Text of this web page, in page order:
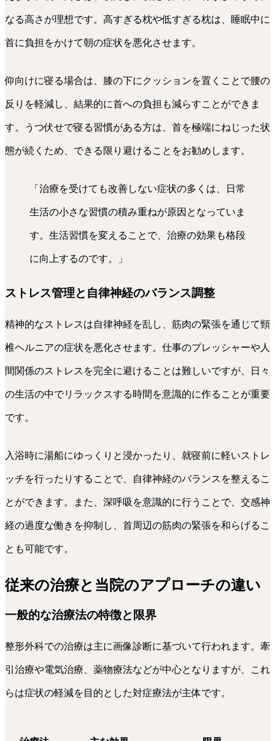
なる高さが理想です。高すぎる枕や低すぎる枕は、睡眠中に
首に負担をかけて朝の症状を悪化させます。
仰向けに寝る場合は、膝の下にクッションを置くことで腰の
反りを軽減し、結果的に首への負担も減らすことができま
す。うつ伏せで寝る習慣がある方は、首を極端にねじった状
態が続くため、できる限り避けることをお勧めします。
「治療を受けても改善しない症状の多くは、日常
生活の小さな習慣の積み重ねが原因となっていま
す。生活習慣を変えることで、治療の効果も格段
に向上するのです。」
ストレス管理と自律神経のバランス調整
精神的なストレスは自律神経を乱し、筋肉の緊張を通じて頸
椎ヘルニアの症状を悪化させます。仕事のプレッシャーや人
間関係のストレスを完全に避けることは難しいですが、日々
の生活の中でリラックスする時間を意識的に作ることが重要
です。
入浴時に湯船にゆっくりと浸かったり、就寝前に軽いストレ
ッチを行ったりすることで、自律神経のバランスを整えるこ
とができます。また、深呼吸を意識的に行うことで、交感神
経の過度な働きを抑制し、首周辺の筋肉の緊張を和らげるこ
とも可能です。
従来の治療と当院のアプローチの違い
一般的な治療法の特徴と限界
整形外科での治療は主に画像診断に基づいて行われます。牽
引治療や電気治療、薬物療法などが中心となりますが、これ
らは症状の軽減を目的とした対症療法が主体です。